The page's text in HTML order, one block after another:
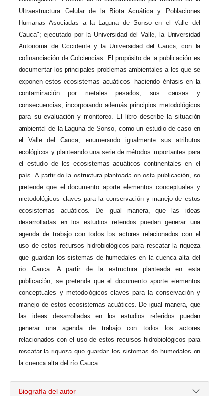
Ultraestructura Celular de la Biota Acuática y Poblaciones
Humanas Asociadas a la Laguna de Sonso en el Valle del
Cauca"; ejecutado por la Universidad del Valle, la Universidad
Autónoma de Occidente y la Universidad del Cauca, con la
cofinanciación de Colciencias. El propósito de la publicación es
documentar los principales problemas ambientales a los que se
exponen estos ecosistemas acuáticos, haciendo énfasis en la
contaminación por metales pesados, sus causas y
consecuencias, incorporando además principios metodológicos
para su evaluación y monitoreo. El libro describe la situación
ambiental de la Laguna de Sonso, como un estudio de caso en
el Valle del Cauca, enumerando igualmente sus atributos
ecológicos y planteando una serie de métodos importantes para
el estudio de los ecosistemas acuáticos continentales en el
país. A partir de la estructura planteada en esta publicación, se
pretende que el documento aporte elementos conceptuales y
metodológicos claves para la conservación y manejo de estos
ecosistemas acuáticos. De igual manera, que las ideas
desarrolladas en los estudios referidos puedan generar una
agenda de trabajo con todos los actores relacionados con el
uso de estos recursos hidrobiológicos para rescatar la riqueza
que guardan los sistemas de humedales en la cuenca alta del
río Cauca. A partir de la estructura planteada en esta
publicación, se pretende que el documento aporte elementos
conceptuales y metodológicos claves para la conservación y
manejo de estos ecosistemas acuáticos. De igual manera, que
las ideas desarrolladas en los estudios referidos puedan
generar una agenda de trabajo con todos los actores
relacionados con el uso de estos recursos hidrobiológicos para
rescatar la riqueza que guardan los sistemas de humedales en
la cuenca alta del río Cauca.
Biografía del autor